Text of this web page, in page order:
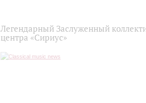
Легендарный Заслуженный
центра «Сириус»